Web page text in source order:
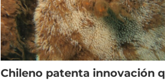
Chileno patenta innovación